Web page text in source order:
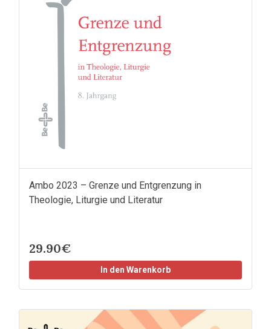
Ambo 2023 – Grenze und Entgrenzung in
Theologie, Liturgie und Literatur
29.90€
In den Warenkorb